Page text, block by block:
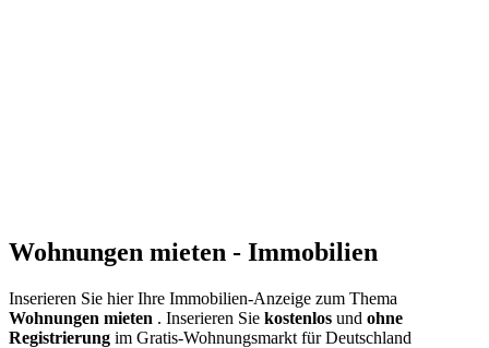
Wohnungen mieten - Immobilien
Inserieren Sie hier Ihre Immobilien-Anzeige zum Thema
Wohnungen mieten . Inserieren Sie kostenlos und ohne
Registrierung im Gratis-Wohnungsmarkt für Deutschland